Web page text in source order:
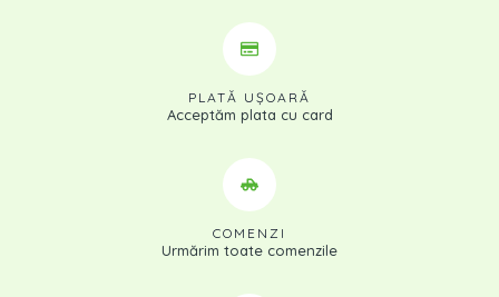
PLATĂ UŞOARĂ
Acceptăm plata cu card
COMENZI
Urmărim toate comenzile